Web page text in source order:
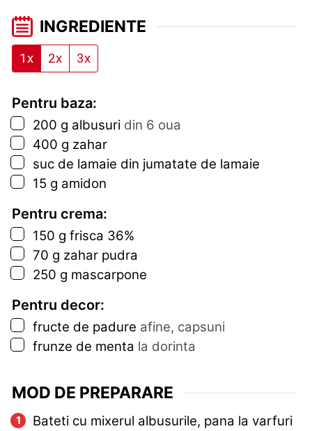
INGREDIENTE
1x 2x 3x
Pentru baza:
▢
200 g albusuri din 6 oua
▢
400 g zahar
▢
suc de lamaie din jumatate de lamaie
▢
15 g amidon
Pentru crema:
▢
150 g frisca 36%
▢
70 g zahar pudra
▢
250 g mascarpone
Pentru decor:
▢
fructe de padure afine, capsuni
▢
frunze de menta la dorinta
MOD DE PREPARARE
Bateti cu mixerul albusurile, pana la varfuri